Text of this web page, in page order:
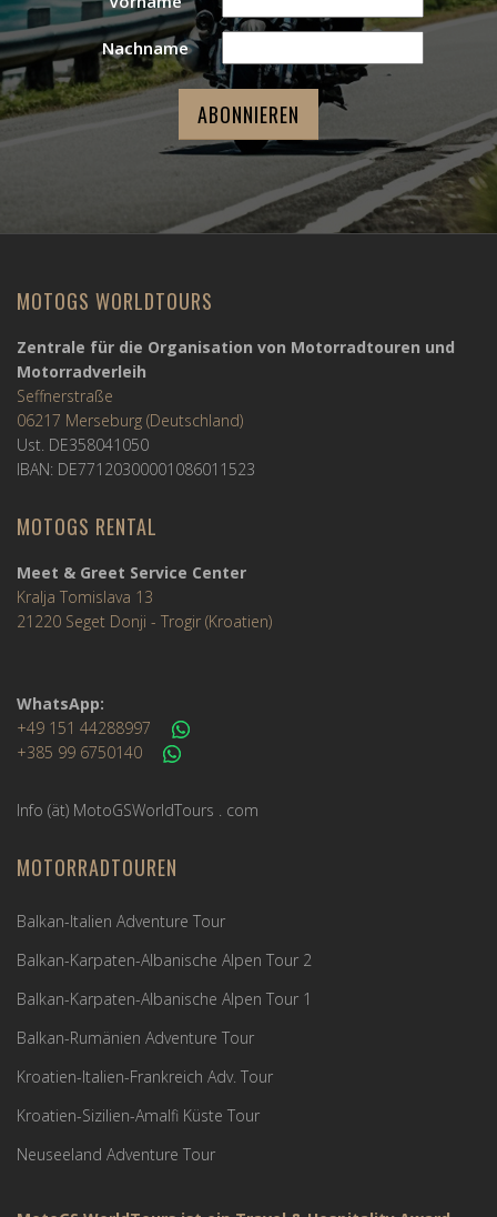
Nachname
MOTOGS WORLDTOURS
Zentrale für die Organisation von Motorradtouren und
Motorradverleih
Seffnerstraße
06217 Merseburg (Deutschland)
Ust. DE358041050
IBAN: DE77120300001086011523
MOTOGS RENTAL
Meet & Greet Service Center
Kralja Tomislava 13
21220 Seget Donji - Trogir (Kroatien)
WhatsApp:
+49 151 44288997
+385 99 6750140
Info (ät) MotoGSWorldTours . com
MOTORRADTOUREN
Balkan-Italien Adventure Tour
Balkan-Karpaten-Albanische Alpen Tour 2
Balkan-Karpaten-Albanische Alpen Tour 1
Balkan-Rumänien Adventure Tour
Kroatien-Italien-Frankreich Adv. Tour
Kroatien-Sizilien-Amalfi Küste Tour
Neuseeland Adventure Tour